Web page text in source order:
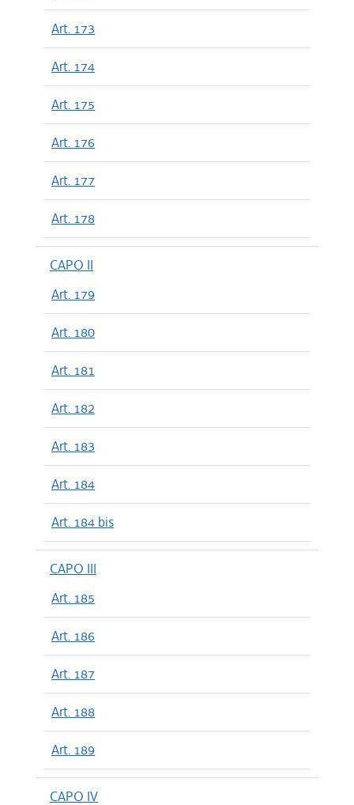
Art. 173
Art. 174
Art. 175
Art. 176
Art. 177
Art. 178
CAPO II
Art. 179
Art. 180
Art. 181
Art. 182
Art. 183
Art. 184
Art. 184 bis
CAPO III
Art. 185
Art. 186
Art. 187
Art. 188
Art. 189
CAPO IV